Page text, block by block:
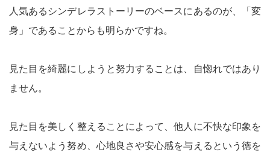
人気あるシンデレラストーリーのベースにあるのが、「変
身」であることからも明らかですね。
見た目を綺麗にしようと努力することは、自惚れではあり
ません。
見た目を美しく整えることによって、他人に不快な印象を
与えないよう努め、心地良さや安心感を与えるという徳を